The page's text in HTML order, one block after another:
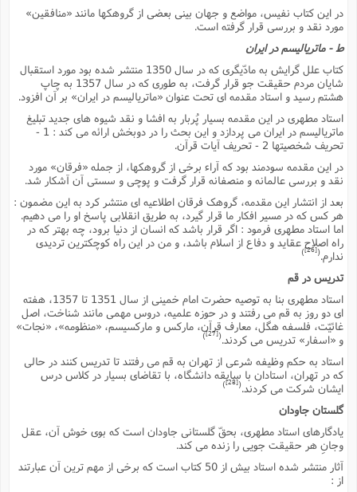
در این کتاب نفیس، مواضع و جهان بینى بعضى از گروهکها مانند «منافقین»
مورد نقد و بررسى قرار گرفته است.
ط - ماتریالیسم در ایران
کتاب علل گرایش به مادّیگرى که در سال 1350 منتشر شده بود مورد استقبال
شایان مردم حقیقت جو قرار گرفت، به طورى که در سال 1357 به چاپ
هشتم رسید و استاد مقدمه اى تحت عنوان «ماتریالیسم در ایران» بر آن افزود.
استاد مطهرى در این مقدمه بسیار پُربار به افشا و نقد شیوه هاى جدید تبلیغ
ماتریالیسم در ایران مى پردازد و این بحث را در دوبخش ارائه مى کند : 1 -
تحریف شخصیتها 2 - تحریف آیات قرآن.
در این مقدمه سودمند بود که آراء برخى از گروهکها، از جمله «فرقان» مورد
نقد و بررسى عالمانه و منصفانه قرار گرفت و پوچى و سستى آن آشکار شد.
بعد از انتشار این مقدمه، گروهک فرقان اطلاعیه اى منتشر کرد به این مضمون :
هر کس که در مسیر افکار ما قرار گیرد، به طریق انقلابى پاسخ او را مى دهیم.
اما استاد مطهرى فرمود : اگر قرار باشد که انسان از دنیا برود، چه بهتر که در
راه اصلاح عقاید و دفاع از اسلام باشد، و من در این راه کوچکترین تردیدى
ندارم. [26]
)
تدریس در قم
استاد مطهرى بنا به توصیه حضرت امام خمینى از سال 1351 تا 1357، هفته
اى دو روز به قم مى رفتند و در حوزه علمیه، دروس مهمى مانند شناخت، اصل
غائیّت، فلسفه هگل، معارف قرآن، مارکس و مارکسیسم، «منظومه»، «نجات»
و «اسفار» تدریس مى کردند. [27]
)
استاد به حکم وظیفه شرعى از تهران به قم مى رفتند تا تدریس کنند در حالى
که در تهران، استادان با سابقه دانشگاه، با تقاضاى بسیار در کلاس درس
ایشان شرکت مى کردند. [28]
)
گلستان جاودان
یادگارهاى استاد مطهرى، بحقّ گلستانى جاودان است که بوى خوش آن، عقل
وجانِ هر حقیقت جویى را زنده مى کند.
آثار منتشر شده استاد بیش از 50 کتاب است که برخى از مهم ترین آن عبارتند
از :